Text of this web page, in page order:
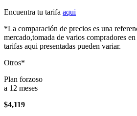
Encuentra tu tarifa aqui
*La comparación de precios es una
mercado,tomada de varios compradores
tarifas aqui presentadas pueden variar.
Otros*
Plan forzoso
a 12 meses
$4,119